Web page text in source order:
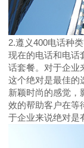
2.遵义400电话种
现在的电话和电话
话套餐。对于企业
这个绝对是最佳的
新颖时尚的感觉，
效的帮助客户在等
于企业来说绝对是